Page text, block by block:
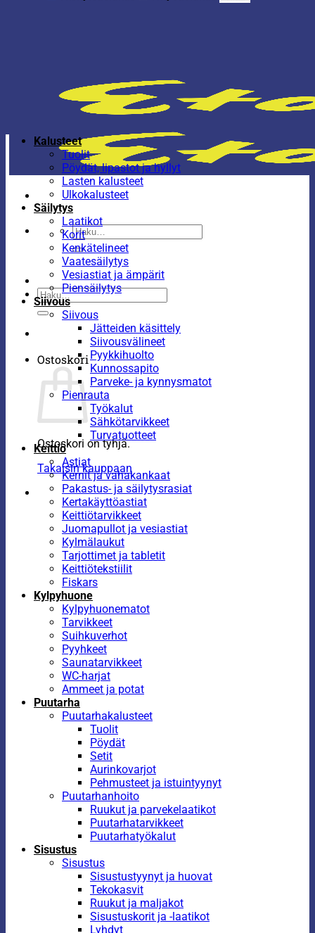
Etsi:
Etsi:
Ostoskori
Ostoskori on tyhjä.
Takaisin kauppaan
Kalusteet
Tuolit
Pöydät, lipastot ja hyllyt
Lasten kalusteet
Ulkokalusteet
Säilytys
Laatikot
Korit
Kenkätelineet
Vaatesäilytys
Vesiastiat ja ämpärit
Piensäilytys
Siivous
Siivous
Jätteiden käsittely
Siivousvälineet
Pyykkihuolto
Kunnossapito
Parveke- ja kynnysmatot
Pienrauta
Työkalut
Sähkötarvikkeet
Turvatuotteet
Keittiö
Astiat
Kernit ja vahakankaat
Pakastus- ja säilytysrasiat
Kertakäyttöastiat
Keittiötarvikkeet
Juomapullot ja vesiastiat
Kylmälaukut
Tarjottimet ja tabletit
Keittiötekstiilit
Fiskars
Kylpyhuone
Kylpyhuonematot
Tarvikkeet
Suihkuverhot
Pyyhkeet
Saunatarvikkeet
WC-harjat
Ammeet ja potat
Puutarha
Puutarhakalusteet
Tuolit
Pöydät
Setit
Aurinkovarjot
Pehmusteet ja istuintyynyt
Puutarhanhoito
Ruukut ja parvekelaatikot
Puutarhatarvikkeet
Puutarhatyökalut
Sisustus
Sisustus
Sisustustyynyt ja huovat
Tekokasvit
Ruukut ja maljakot
Sisustuskorit ja -laatikot
Lyhdyt